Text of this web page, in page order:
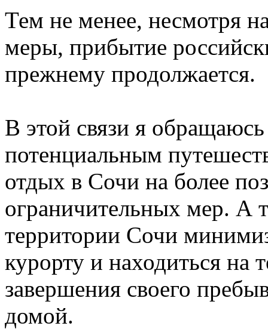
Тем не менее, несмотря
меры, прибытие
прежнему продолжается.
В этой связи я
потенциальным
отдых в Сочи на более
ограничительных мер. А
территории Сочи
курорту и находиться на
завершения своего
домой.